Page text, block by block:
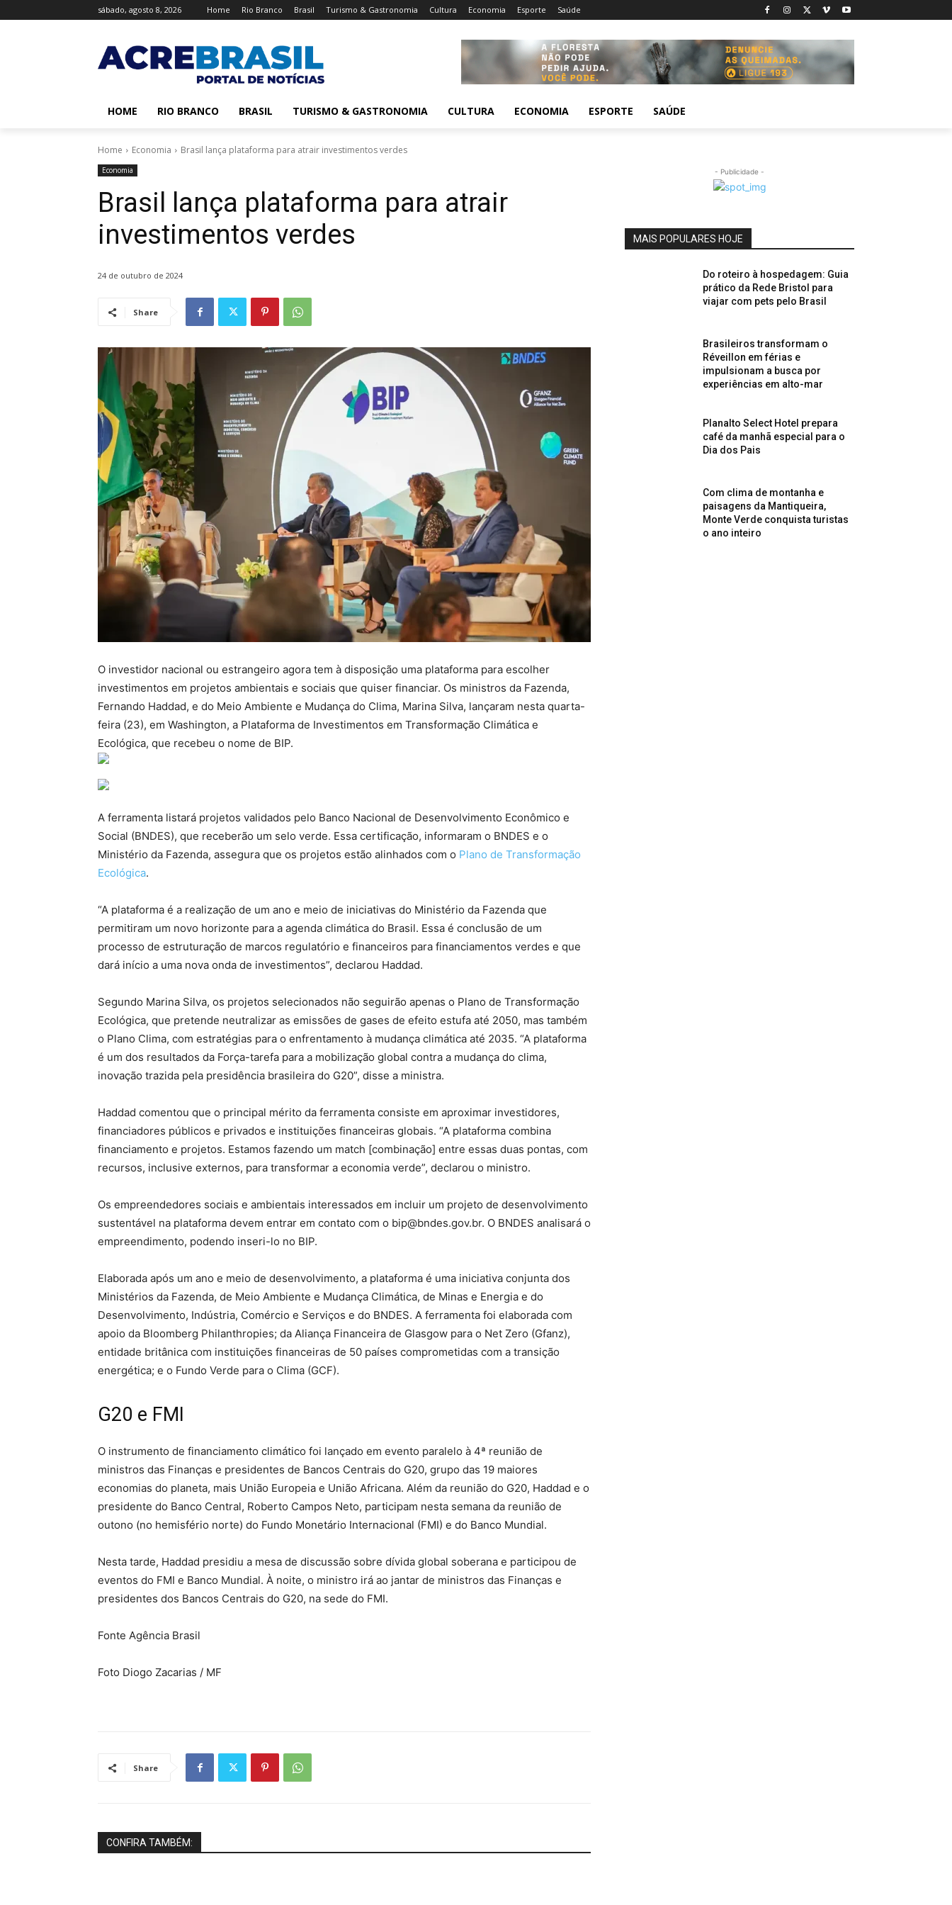
sábado, agosto 8, 2026 Home Rio Branco Brasil Turismo & Gastronomia Cultura Economia Esporte Saúde
HOME RIO BRANCO BRASIL TURISMO & GASTRONOMIA CULTURA ECONOMIA ESPORTE SAÚDE
Home Economia Brasil lança plataforma para atrair investimentos verdes
Economia
Brasil lança plataforma para atrair
investimentos verdes
24 de outubro de 2024
Share
O investidor nacional ou estrangeiro agora tem à disposição uma plataforma para escolher
investimentos em projetos ambientais e sociais que quiser financiar. Os ministros da Fazenda,
Fernando Haddad, e do Meio Ambiente e Mudança do Clima, Marina Silva, lançaram nesta quarta-
feira (23), em Washington, a Plataforma de Investimentos em Transformação Climática e
Ecológica, que recebeu o nome de BIP.
A ferramenta listará projetos validados pelo Banco Nacional de Desenvolvimento Econômico e
Social (BNDES), que receberão um selo verde. Essa certificação, informaram o BNDES e o
Ministério da Fazenda, assegura que os projetos estão alinhados com o Plano de Transformação
Ecológica.
“A plataforma é a realização de um ano e meio de iniciativas do Ministério da Fazenda que
permitiram um novo horizonte para a agenda climática do Brasil. Essa é conclusão de um
processo de estruturação de marcos regulatório e financeiros para financiamentos verdes e que
dará início a uma nova onda de investimentos”, declarou Haddad.
Segundo Marina Silva, os projetos selecionados não seguirão apenas o Plano de Transformação
Ecológica, que pretende neutralizar as emissões de gases de efeito estufa até 2050, mas também
o Plano Clima, com estratégias para o enfrentamento à mudança climática até 2035. “A plataforma
é um dos resultados da Força-tarefa para a mobilização global contra a mudança do clima,
inovação trazida pela presidência brasileira do G20”, disse a ministra.
Haddad comentou que o principal mérito da ferramenta consiste em aproximar investidores,
financiadores públicos e privados e instituições financeiras globais. “A plataforma combina
financiamento e projetos. Estamos fazendo um match [combinação] entre essas duas pontas, com
recursos, inclusive externos, para transformar a economia verde”, declarou o ministro.
Os empreendedores sociais e ambientais interessados em incluir um projeto de desenvolvimento
sustentável na plataforma devem entrar em contato com o bip@bndes.gov.br. O BNDES analisará o
empreendimento, podendo inseri-lo no BIP.
Elaborada após um ano e meio de desenvolvimento, a plataforma é uma iniciativa conjunta dos
Ministérios da Fazenda, de Meio Ambiente e Mudança Climática, de Minas e Energia e do
Desenvolvimento, Indústria, Comércio e Serviços e do BNDES. A ferramenta foi elaborada com
apoio da Bloomberg Philanthropies; da Aliança Financeira de Glasgow para o Net Zero (Gfanz),
entidade britânica com instituições financeiras de 50 países comprometidas com a transição
energética; e o Fundo Verde para o Clima (GCF).
G20 e FMI
O instrumento de financiamento climático foi lançado em evento paralelo à 4ª reunião de
ministros das Finanças e presidentes de Bancos Centrais do G20, grupo das 19 maiores
economias do planeta, mais União Europeia e União Africana. Além da reunião do G20, Haddad e o
presidente do Banco Central, Roberto Campos Neto, participam nesta semana da reunião de
outono (no hemisfério norte) do Fundo Monetário Internacional (FMI) e do Banco Mundial.
Nesta tarde, Haddad presidiu a mesa de discussão sobre dívida global soberana e participou de
eventos do FMI e Banco Mundial. À noite, o ministro irá ao jantar de ministros das Finanças e
presidentes dos Bancos Centrais do G20, na sede do FMI.
Fonte Agência Brasil
Foto Diogo Zacarias / MF
Share
CONFIRA TAMBÉM:
- Publicidade -
MAIS POPULARES HOJE
Do roteiro à hospedagem: Guia
prático da Rede Bristol para
viajar com pets pelo Brasil
Brasileiros transformam o
Réveillon em férias e
impulsionam a busca por
experiências em alto-mar
Planalto Select Hotel prepara
café da manhã especial para o
Dia dos Pais
Com clima de montanha e
paisagens da Mantiqueira,
Monte Verde conquista turistas
o ano inteiro